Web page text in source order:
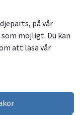
på vår
möjligt. Du kan
att läsa vår